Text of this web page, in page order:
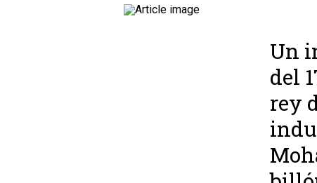
Un
del
rey